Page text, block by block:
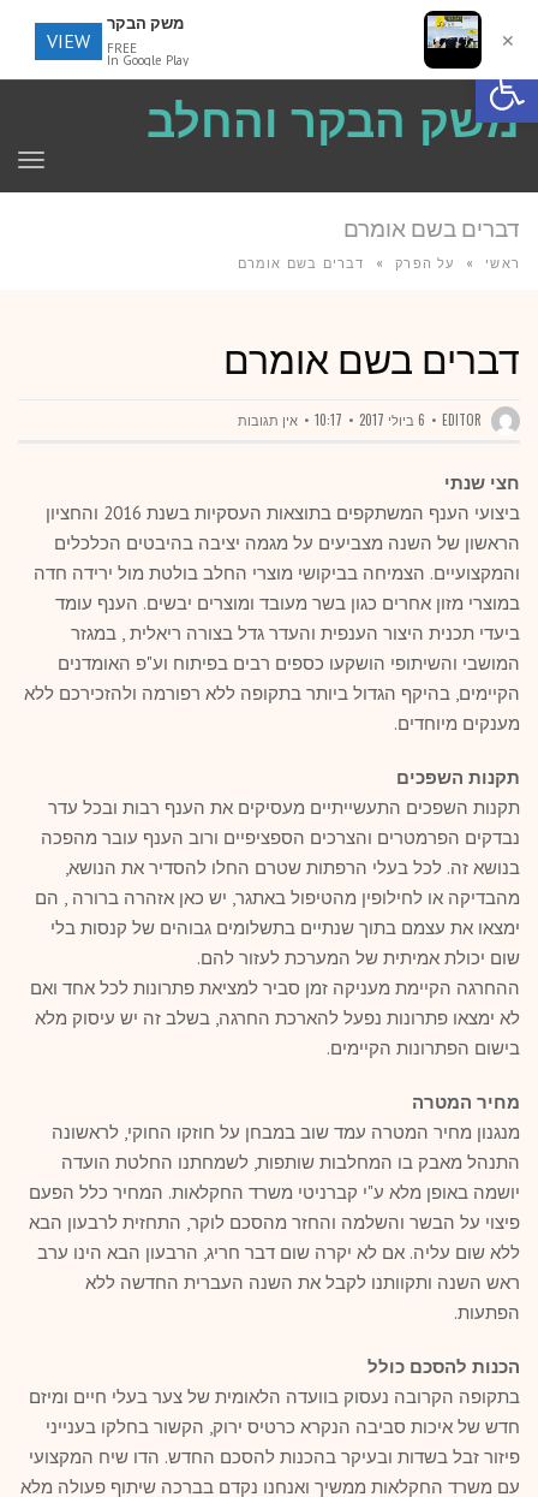
פתח סרגל נגישות
משק הבקר והחלב
דברים בשם אומרם
ראשי » על הפרק » דברים בשם אומרם
דברים בשם אומרם
EDITOR 6 ביולי 2017 10:17 אין תגובות
חצי שנתי
ביצועי הענף המשתקפים בתוצאות העסקיות בשנת 2016 והחציון
הראשון של השנה מצביעים על מגמה יציבה בהיבטים הכלכלים
והמקצועיים. הצמיחה בביקושי מוצרי החלב בולטת מול ירידה חדה
במוצרי מזון אחרים כגון בשר מעובד ומוצרים יבשים. הענף עומד
ביעדי תכנית היצור הענפית והעדר גדל בצורה ריאלית , במגזר
המושבי והשיתופי הושקעו כספים רבים בפיתוח וע"פ האומדנים
הקיימים, בהיקף הגדול ביותר בתקופה ללא רפורמה ולהזכירכם ללא
מענקים מיוחדים.
תקנות השפכים
תקנות השפכים התעשייתיים מעסיקים את הענף רבות ובכל עדר
נבדקים הפרמטרים והצרכים הספציפיים ורוב הענף עובר מהפכה
בנושא זה. לכל בעלי הרפתות שטרם החלו להסדיר את הנושא,
מהבדיקה או לחילופין מהטיפול באתגר, יש כאן אזהרה ברורה , הם
ימצאו את עצמם בתוך שנתיים בתשלומים גבוהים של קנסות בלי
שום יכולת אמיתית של המערכת לעזור להם.
ההחרגה הקיימת מעניקה זמן סביר למציאת פתרונות לכל אחד ואם
לא ימצאו פתרונות נפעל להארכת החרגה, בשלב זה יש עיסוק מלא
בישום הפתרונות הקיימים.
מחיר המטרה
מנגנון מחיר המטרה עמד שוב במבחן על חוזקו החוקי, לראשונה
התנהל מאבק בו המחלבות שותפות, לשמחתנו החלטת הועדה
יושמה באופן מלא ע"י קברניטי משרד החקלאות. המחיר כלל הפעם
פיצוי על הבשר והשלמה והחזר מהסכם לוקר, התחזית לרבעון הבא
ללא שום עליה. אם לא יקרה שום דבר חריג, הרבעון הבא הינו ערב
ראש השנה ותקוותנו לקבל את השנה העברית החדשה ללא
הפתעות.
הכנות להסכם כולל
בתקופה הקרובה נעסוק בוועדה הלאומית של צער בעלי חיים ומיזם
חדש של איכות סביבה הנקרא כרטיס ירוק, הקשור בחלקו בענייני
פיזור זבל בשדות ובעיקר בהכנות להסכם החדש. הדו שיח המקצועי
עם משרד החקלאות ממשיך ואנחנו נקדם בברכה שיתוף פעולה מלא
✕
משק הבקר
FREE
In Google Play
VIEW